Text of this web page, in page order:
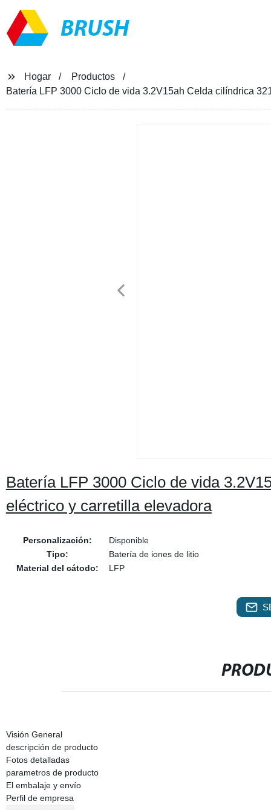
BRUSH
Hogar
Productos
Batería LFP 3000 Ciclo de vida 3.2V15ah Celda cilíndrica
Batería LFP 3000 Ciclo de vida
eléctrico y carretilla elevadora
Personalización:
Disponible
Tipo:
Batería de iones de litio
Material del cátodo:
LFP
Visión General
descripción de producto
Fotos detalladas
parametros de producto
El embalaje y envío
Perfil de empresa